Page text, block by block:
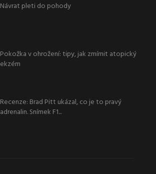
Návrat pleti do pohody
Pokožka v ohrožení: tipy, jak zmírnit atopický
ekzém
Recenze: Brad Pitt ukázal, co je to pravý
adrenalin. Snímek F1...